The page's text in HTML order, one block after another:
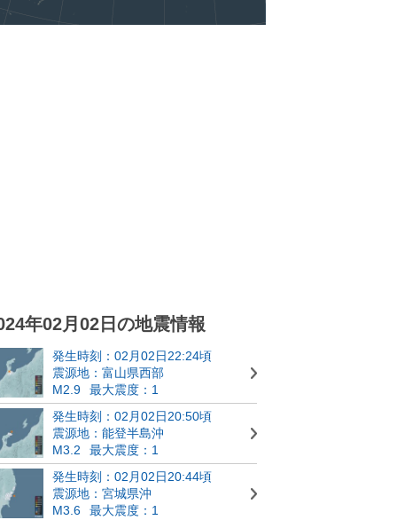
年02月02日の地震情報
発生時刻：02月02日22:24頃
震源地：富山県西部
M2.9
最大震度：1
発生時刻：02月02日20:50頃
震源地：能登半島沖
M3.2
最大震度：1
発生時刻：02月02日20:44頃
震源地：宮城県沖
M3.6
最大震度：1